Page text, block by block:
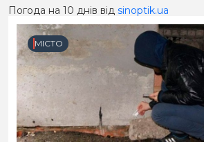
Погода на 10 днів від sinoptik.ua
МІСТО